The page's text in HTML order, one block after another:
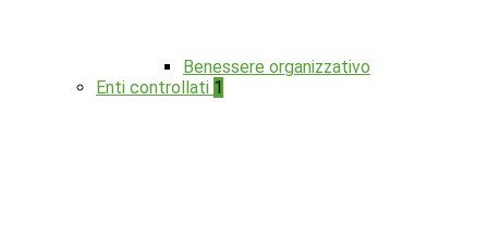
Benessere organizzativo
Enti controllati 1